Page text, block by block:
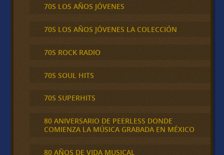
70S LOS AÑOS JÓVENES
70S LOS AÑOS JÓVENES LA COLECCIÓN
70S ROCK RADIO
70S SOUL HITS
70S SUPERHITS
80 ANIVERSARIO DE PEERLESS DONDE
COMIENZA LA MÚSICA GRABADA EN MÉXICO
80 AÑOS DE VIDA MUSICAL